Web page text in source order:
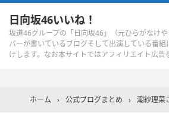
日向坂46いいね！
坂道46グループの「日向坂46」（元ひらがなけ
バーが書いているブログそして出演している番組
けします。なお本サイトではアフィリエイト広告
ホーム › 公式ブログまとめ › 潮紗理菜